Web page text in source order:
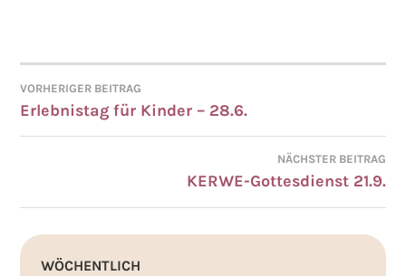
BEITRAGSNAVIGATION
VORHERIGER BEITRAG
Erlebnistag für Kinder – 28.6.
NÄCHSTER BEITRAG
KERWE-Gottesdienst 21.9.
WÖCHENTLICH